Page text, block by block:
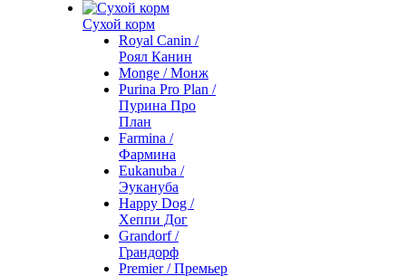
Сухой корм
Royal Canin /
Роял Канин
Monge / Монж
Purina Pro Plan /
Пурина Про
План
Farmina /
Фармина
Eukanuba /
Эукануба
Happy Dog /
Хеппи Дог
Grandorf /
Грандорф
Premier / Премьер